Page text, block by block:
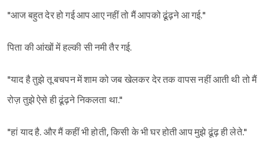
"आज बहुत देर हो गई आप आए नहीं तो मैं आपको ढूंढ़ने आ गई."
पिता की आंखों में हल्की सी नमी तैर गई.
"याद है तुझे तू बचपन में शाम को जब खेलकर देर तक वापस नहीं आती थी तो मैं
रोज़ तुझे ऐसे ही ढूंढ़ने निकलता था."
"हां याद है. और मैं कहीं भी होती, किसी के भी घर होती आप मुझे ढूंढ़ ही लेते."